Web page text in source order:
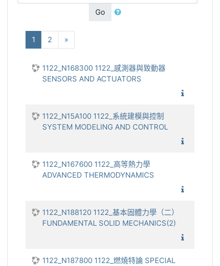
Go
1 (current)
2 »
1122_N168300 1122_感測器與致動器
SENSORS AND ACTUATORS
1122_N15A100 1122_系統建模與控制
SYSTEM MODELING AND CONTROL
1122_N167600 1122_高等熱力學
ADVANCED THERMODYNAMICS
1122_N188120 1122_基本固體力學（二）
FUNDAMENTAL SOLID MECHANICS(2)
1122_N187800 1122_燃燒特論 SPECIAL